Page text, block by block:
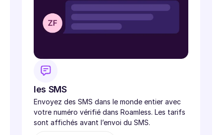
les SMS
Envoyez des SMS dans le monde entier avec
votre numéro vérifié dans Roamless. Les tarifs
sont affichés avant l’envoi du SMS.